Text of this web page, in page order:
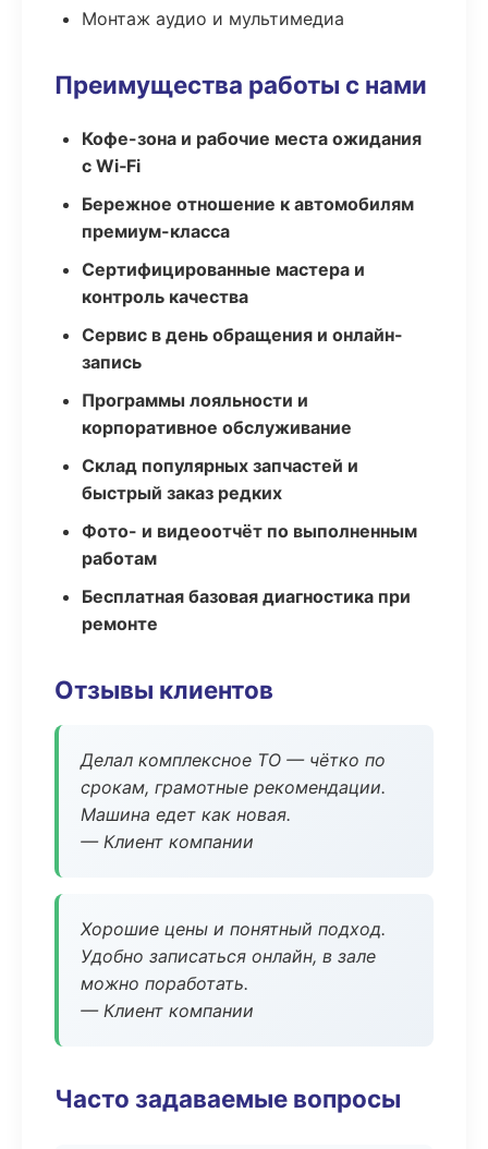
Монтаж аудио и мультимедиа
Преимущества работы с нами
Кофе-зона и рабочие места ожидания
с Wi‑Fi
Бережное отношение к автомобилям
премиум-класса
Сертифицированные мастера и
контроль качества
Сервис в день обращения и онлайн-
запись
Программы лояльности и
корпоративное обслуживание
Склад популярных запчастей и
быстрый заказ редких
Фото- и видеоотчёт по выполненным
работам
Бесплатная базовая диагностика при
ремонте
Отзывы клиентов
Делал комплексное ТО — чётко по
срокам, грамотные рекомендации.
Машина едет как новая.
— Клиент компании
Хорошие цены и понятный подход.
Удобно записаться онлайн, в зале
можно поработать.
— Клиент компании
Часто задаваемые вопросы